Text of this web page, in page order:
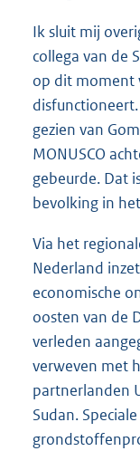
Ik sluit mij
collega van de
op dit moment
gezien van
MONUSCO
gebeurde. Dat
bevolking in
Via het
Nederland
economische
oosten van de
verleden
verweven met
partnerlanden
Sudan.